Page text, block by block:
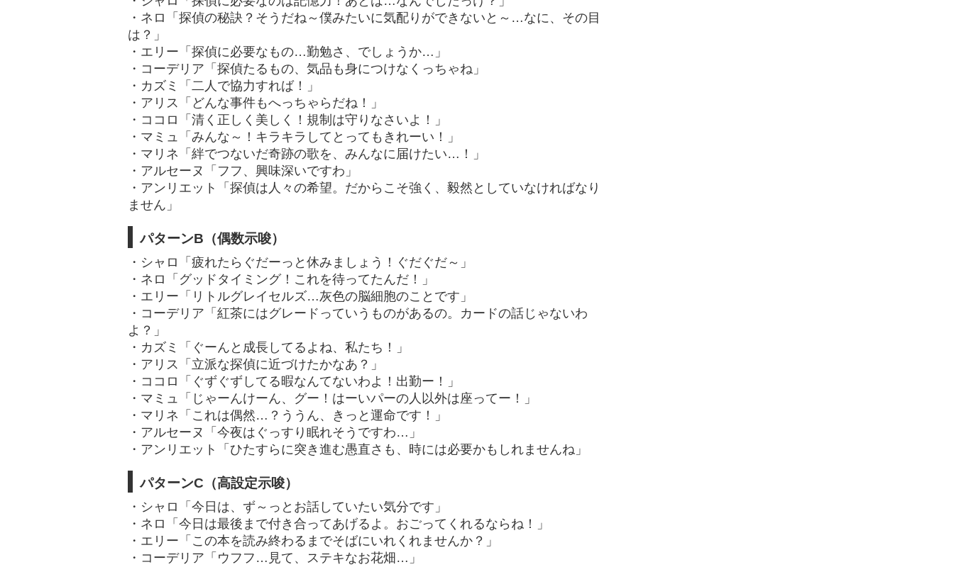
・ネロ「探偵の秘訣？そうだね～僕みたいに気配りができないと～…なに、その目
は？」
・エリー「探偵に必要なもの…勤勉さ、でしょうか…」
・コーデリア「探偵たるもの、気品も身につけなくっちゃね」
・カズミ「二人で協力すれば！」
・アリス「どんな事件もへっちゃらだね！」
・ココロ「清く正しく美しく！規制は守りなさいよ！」
・マミュ「みんな～！キラキラしてとってもきれーい！」
・マリネ「絆でつないだ奇跡の歌を、みんなに届けたい…！」
・アルセーヌ「フフ、興味深いですわ」
・アンリエット「探偵は人々の希望。だからこそ強く、毅然としていなければなり
ません」
パターンB（偶数示唆）
・シャロ「疲れたらぐだーっと休みましょう！ぐだぐだ～」
・ネロ「グッドタイミング！これを待ってたんだ！」
・エリー「リトルグレイセルズ…灰色の脳細胞のことです」
・コーデリア「紅茶にはグレードっていうものがあるの。カードの話じゃないわ
よ？」
・カズミ「ぐーんと成長してるよね、私たち！」
・アリス「立派な探偵に近づけたかなあ？」
・ココロ「ぐずぐずしてる暇なんてないわよ！出勤ー！」
・マミュ「じゃーんけーん、グー！はーいパーの人以外は座ってー！」
・マリネ「これは偶然…？ううん、きっと運命です！」
・アルセーヌ「今夜はぐっすり眠れそうですわ…」
・アンリエット「ひたすらに突き進む愚直さも、時には必要かもしれませんね」
パターンC（高設定示唆）
・シャロ「今日は、ず～っとお話していたい気分です」
・ネロ「今日は最後まで付き合ってあげるよ。おごってくれるならね！」
・エリー「この本を読み終わるまでそばにいれくれませんか？」
・コーデリア「ウフフ…見て、ステキなお花畑…」